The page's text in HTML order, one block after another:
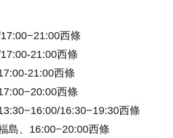
西條
21:00西條
21:00西條
西條
16:30−19:30西條
島、16:00−20:00西條